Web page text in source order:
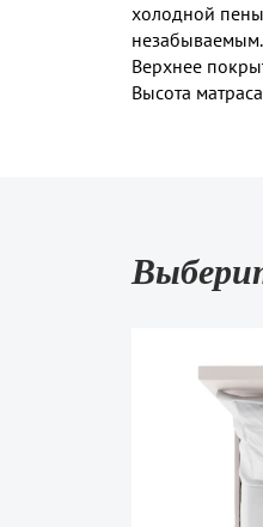
холодной
незабываемым.
Верхнее
Высота